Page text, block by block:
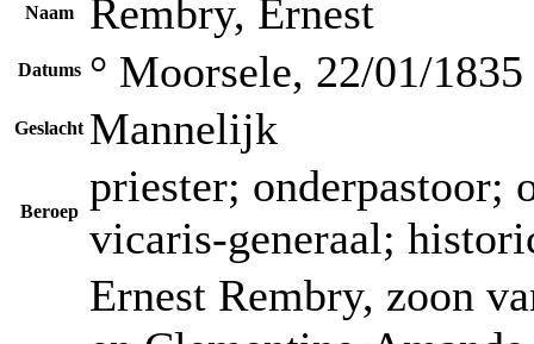
Naam Rembry, Ernest
Datums ° Moorsele, 22/01/
Geslacht Mannelijk
Beroep
priester; onderpastoor;
vicaris-generaal;
Ernest Rembry, zoon